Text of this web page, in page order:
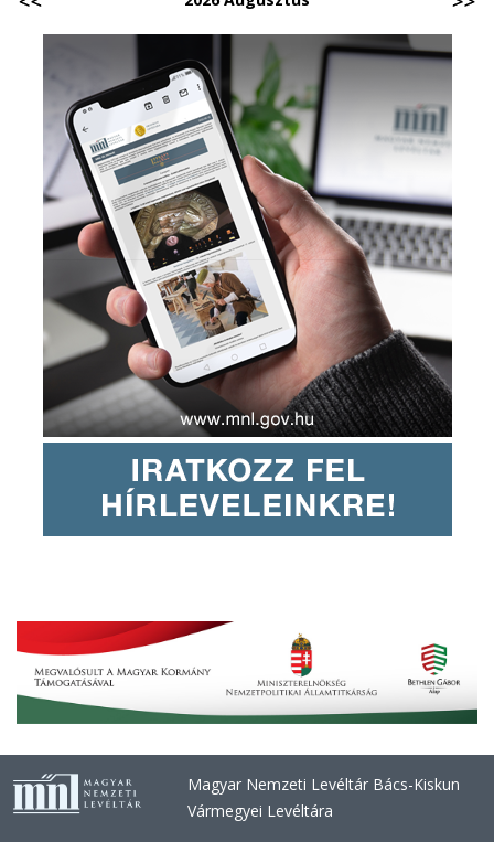
Magyar Nemzeti Levéltár Bács-Kiskun
Vármegyei Levéltára